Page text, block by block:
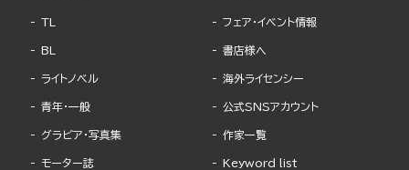
TL
BL
ライトノベル
青年・一般
グラビア・写真集
モーター誌
フェア・イベント情報
書店様へ
海外ライセンシー
公式SNSアカウント
作家一覧
Keyword list